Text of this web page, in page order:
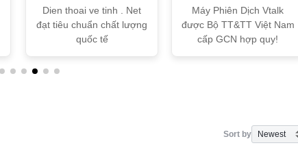
tế
Dien thoai ve tinh . Net
đạt tiêu chuẩn chất lượng
quốc tế
TT&TT
Máy Phiên Dịch Vtalk
được Bộ TT&TT Việt Nam
cấp GCN hợp quy!
Sort by